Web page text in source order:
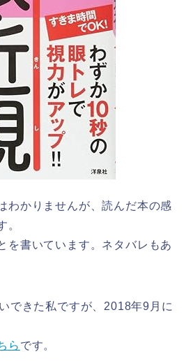
わかりませんが、読んだ本の感
。
を書いています。ネタバレもあ
できた私ですが、2018年9月に
ら です。